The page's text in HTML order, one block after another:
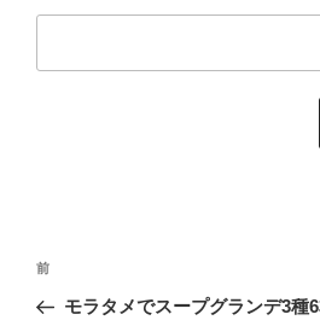
投
前
の
前
モラタメでスープグランデ3種